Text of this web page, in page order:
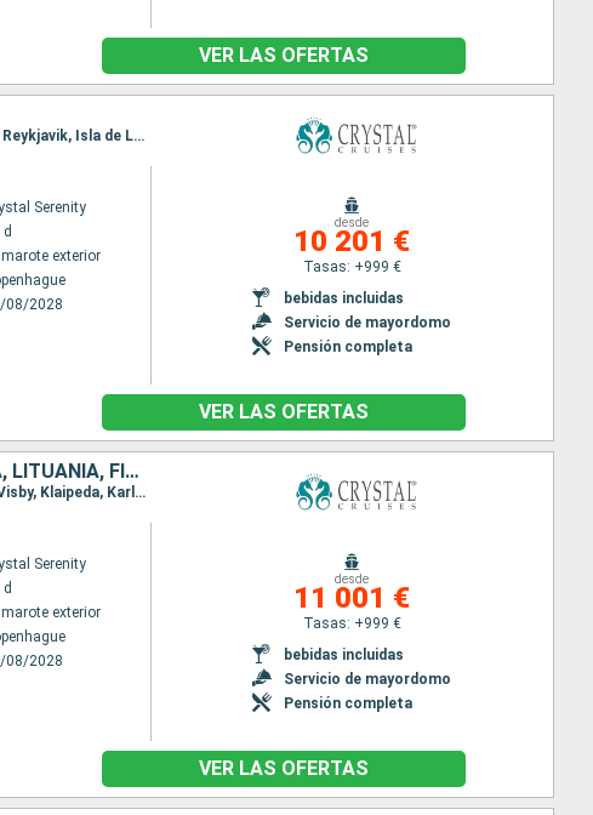
VER LAS OFERTAS
Itinerario : Copenhague, Lysekil, Alesund, Trondheim, Seydisfjordhur, Akureyri, Isafjordhur, Reykjavik, Isla de Lewis, Belfast, Dublin, Portsmouth
Serenity
d
exterior
08/2028
desde
10 201 €
Tasas: +999 €
bebidas incluidas
Servicio de mayordomo
Pensión completa
VER LAS OFERTAS
ALEMANIA, SUECIA, PAISES BAJOS, LETONIA, NORUEGA, DINAMARCA, LITUANIA, FINLANDIA, POLONIA, ESTONIA
Itinerario : Copenhague, Warnemunde, Gdansk, Klaipeda, Riga, Tallin, Helsinki, Estocolmo, Visby, Klaipeda, Karlskrona, Warnemunde, Copenhague, Oslo, Amsterdam
Serenity
exterior
08/2028
desde
11 001 €
Tasas: +999 €
bebidas incluidas
Servicio de mayordomo
Pensión completa
VER LAS OFERTAS